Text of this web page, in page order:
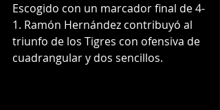
Escogido con un marcador final de 4-
1. Ramón Hernández contribuyó al
triunfo de los Tigres con ofensiva de
cuadrangular y dos sencillos.